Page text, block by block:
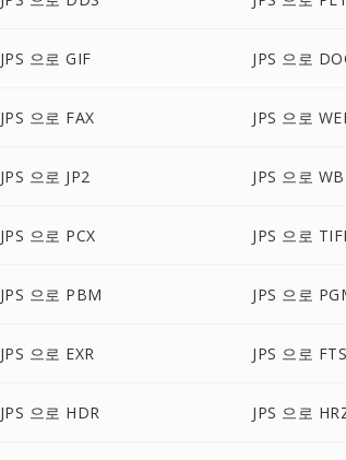
JPS 으로 GIF JPS 으로
JPS 으로 FAX JPS 으로
JPS 으로 JP2 JPS 으로
JPS 으로 PCX JPS 으로
JPS 으로 PBM JPS 으로
JPS 으로 EXR JPS 으로 FTS
JPS 으로 HDR JPS 으로